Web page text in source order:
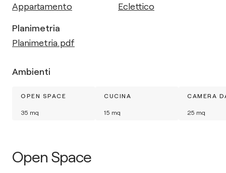
Appartamento
Eclettico
Planimetria
Planimetria.pdf
Ambienti
OPEN SPACE
35 mq
CUCINA
15 mq
CAMERA
25 mq
Open Space